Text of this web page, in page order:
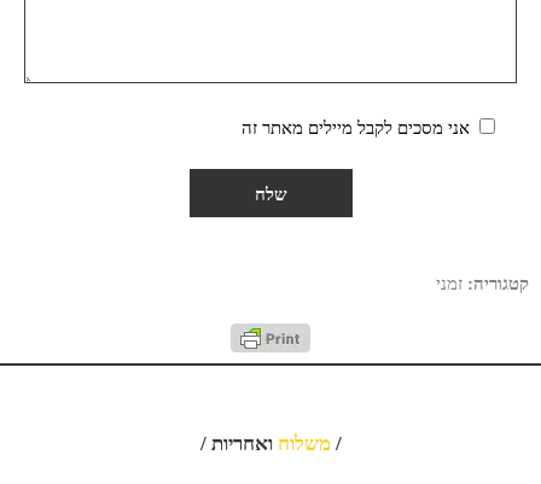
אני מסכים לקבל מיילים מאתר זה
קטגוריה: זמני
/משלוח ואחריות /